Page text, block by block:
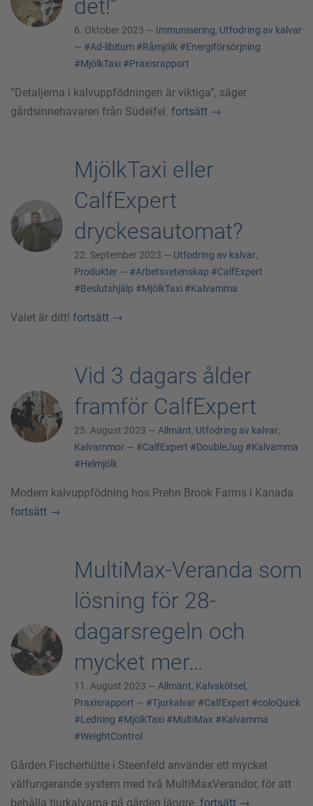
det!“
6. Oktober 2023 — Immunisering, Utfodring av kalvar
— #Ad-libitum #Råmjölk #Energiförsörjning
#MjölkTaxi #Praxisrapport
”Detaljerna i kalvuppfödningen är viktiga”, säger
gårdsinnehavaren från Südeifel. fortsätt →
MjölkTaxi eller
CalfExpert
dryckesautomat?
22. September 2023 — Utfodring av kalvar,
Produkter — #Arbetsvetenskap #CalfExpert
#Beslutshjälp #MjölkTaxi #Kalvamma
Valet är ditt! fortsätt →
Vid 3 dagars ålder
framför CalfExpert
25. August 2023 — Allmänt, Utfodring av kalvar,
Kalvammor — #CalfExpert #DoubleJug #Kalvamma
#Helmjölk
Modern kalvuppfödning hos Prehn Brook Farms i Kanada
fortsätt →
MultiMax-Veranda som
lösning för 28-
dagarsregeln och
mycket mer…
11. August 2023 — Allmänt, Kalvskötsel ,
Praxisrapport — #Tjurkalvar #CalfExpert #coloQuick
#Ledning #MjölkTaxi #MultiMax #Kalvamma
#WeightControl
Gården Fischerhütte i Steenfeld använder ett mycket
välfungerande system med två MultiMaxVerandor, för att
behålla tjurkalvarna på gården längre. fortsätt →